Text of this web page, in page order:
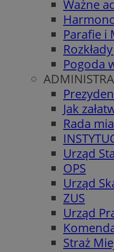
Ważne
Parafie i
Pogoda
Jak
Rada
Urząd
OPS
Urząd
ZUS
Urząd
Straż